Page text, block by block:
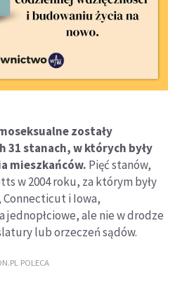
zostały
31 stanach, w których były
mieszkańców. Pięć stanów,
w 2004 roku, za którym były
i Iowa,
jednopłciowe, ale nie w drodze
lub orzeczeń sądów.
POLECA